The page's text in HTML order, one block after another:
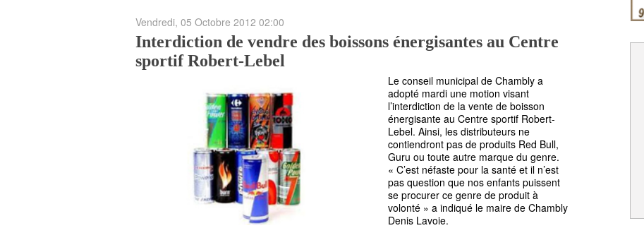
Vendredi, 05 Octobre 2012 02:00
Interdiction de vendre des boissons énergisantes au Centre
sportif Robert-Lebel
Le conseil municipal de Chambly a
adopté mardi une motion visant
l’interdiction de la vente de boisson
énergisante au Centre sportif Robert-
Lebel. Ainsi, les distributeurs ne
contiendront pas de produits Red Bull,
Guru ou toute autre marque du genre.
« C’est néfaste pour la santé et il n’est
pas question que nos enfants puissent
se procurer ce genre de produit à
volonté » a indiqué le maire de Chambly
Denis Lavoie.